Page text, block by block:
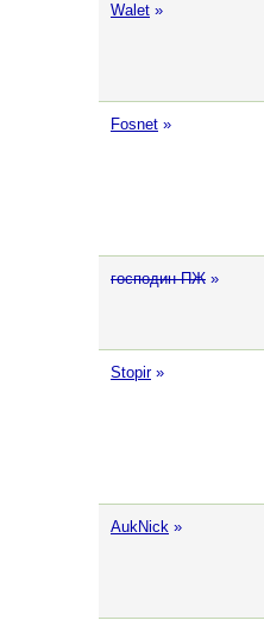
Walet »
Fosnet »
господин ПЖ »
Stopir »
AukNick »